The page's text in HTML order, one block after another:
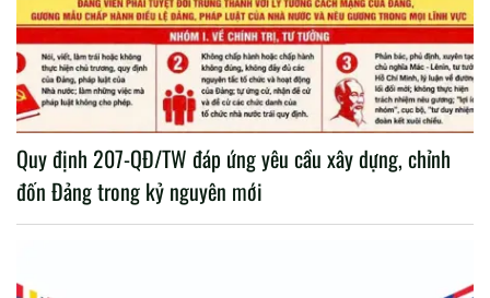
Quy định 207-QĐ/TW đáp ứng yêu cầu xây dựng, chỉnh
đốn Đảng trong kỷ nguyên mới